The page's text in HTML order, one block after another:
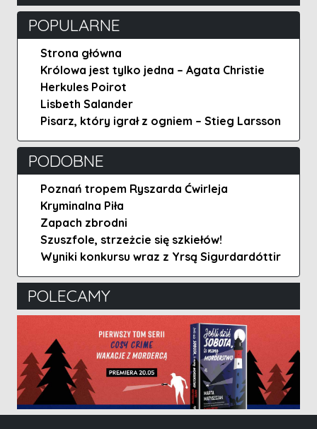
POPULARNE
Strona główna
Królowa jest tylko jedna – Agata Christie
Herkules Poirot
Lisbeth Salander
Pisarz, który igrał z ogniem – Stieg Larsson
PODOBNE
Poznań tropem Ryszarda Ćwirleja
Kryminalna Piła
Zapach zbrodni
Szuszfole, strzeżcie się szkiełów!
Wyniki konkursu wraz z Yrsą Sigurdardóttir
POLECAMY